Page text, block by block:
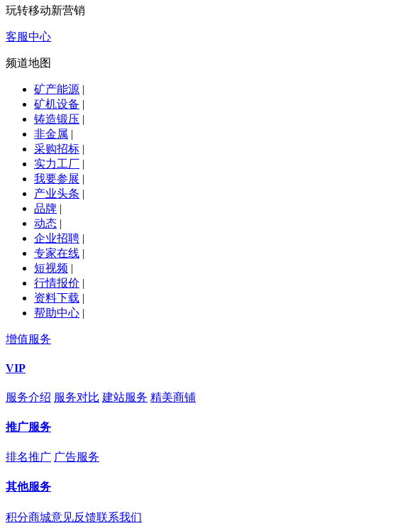
玩转移动新营销
客服中心
频道地图
矿产能源 |
矿机设备 |
铸造锻压 |
非金属 |
采购招标 |
实力工厂 |
我要参展 |
产业头条 |
品牌 |
动态 |
企业招聘 |
专家在线 |
短视频 |
行情报价 |
资料下载 |
帮助中心 |
增值服务
VIP
服务介绍 服务对比 建站服务 精美商铺
推广服务
排名推广 广告服务
其他服务
积分商城意见反馈联系我们